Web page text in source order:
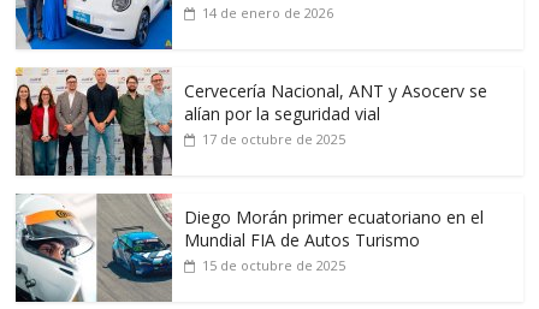
14 de enero de 2026
Cervecería Nacional, ANT y Asocerv se
alían por la seguridad vial
17 de octubre de 2025
Diego Morán primer ecuatoriano en el
Mundial FIA de Autos Turismo
15 de octubre de 2025